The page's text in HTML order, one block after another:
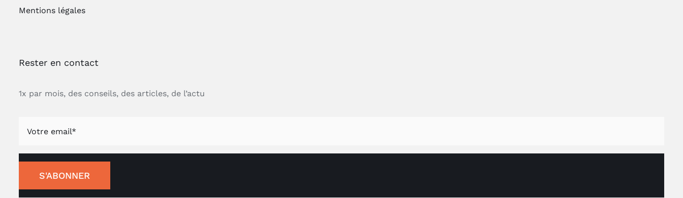
Mentions légales
Rester en contact
1x par mois, des conseils, des articles, de l’actu
S'ABONNER